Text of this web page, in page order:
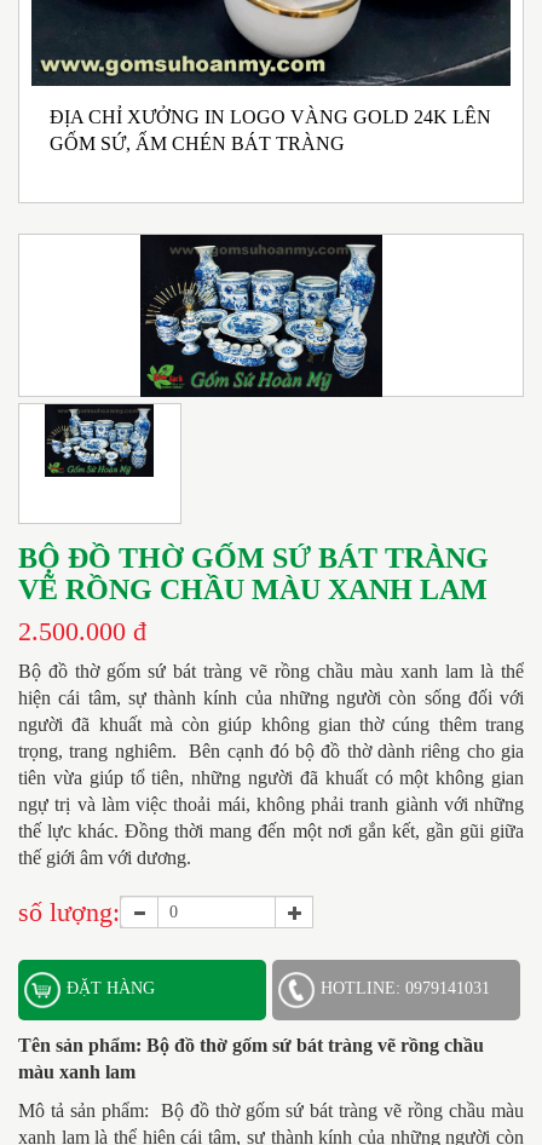
ĐỊA CHỈ XƯỞNG IN LOGO VÀNG GOLD 24K LÊN
GỐM SỨ, ẤM CHÉN BÁT TRÀNG
NHẬN SẢN XUẤT BỘ ẤM CHÉN BÁT TRÀNG
MEN RONG MEN NGỌC PHONG CÁCH TRÀ ĐẠO
BỘ ĐỒ THỜ GỐM SỨ BÁT TRÀNG
VẼ RỒNG CHẦU MÀU XANH LAM
2.500.000 đ
Bộ đồ thờ gốm sứ bát tràng vẽ rồng chầu màu xanh lam là thể
hiện cái tâm, sự thành kính của những người còn sống đối với
người đã khuất mà còn giúp không gian thờ cúng thêm trang
trọng, trang nghiêm. Bên cạnh đó bộ đồ thờ dành riêng cho gia
tiên vừa giúp tổ tiên, những người đã khuất có một không gian
ngự trị và làm việc thoải mái, không phải tranh giành với những
thế lực khác. Đồng thời mang đến một nơi gắn kết, gần gũi giữa
thế giới âm với dương.
số lượng:
ĐẶT HÀNG HOTLINE: 0979141031
Tên sản phẩm: Bộ đồ thờ gốm sứ bát tràng vẽ rồng chầu
màu xanh lam
Mô tả sản phẩm:
Bộ đồ thờ gốm sứ bát tràng vẽ rồng chầu màu
xanh lam là thể hiện cái tâm, sự thành kính của những người còn